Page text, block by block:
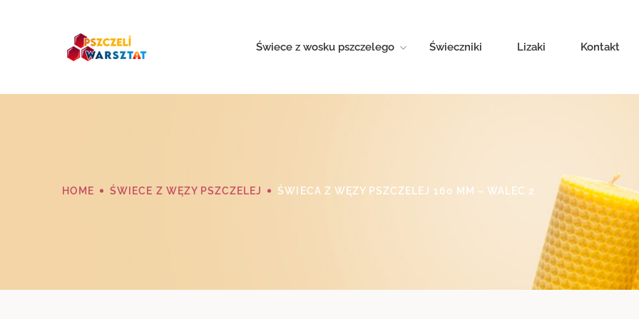
Świece z wosku pszczelego Świeczniki Lizaki Kontakt
HOME ŚWIECE Z WĘZY PSZCZELEJ ŚWIECA Z WĘZY PSZCZELEJ 160 MM – WALEC 2